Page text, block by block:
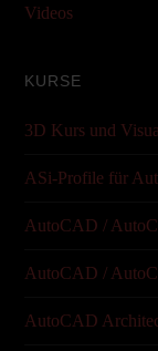
Videos
KURSE
3D Kurs und
ASi-Profile für
AutoCAD /
AutoCAD /
AutoCAD